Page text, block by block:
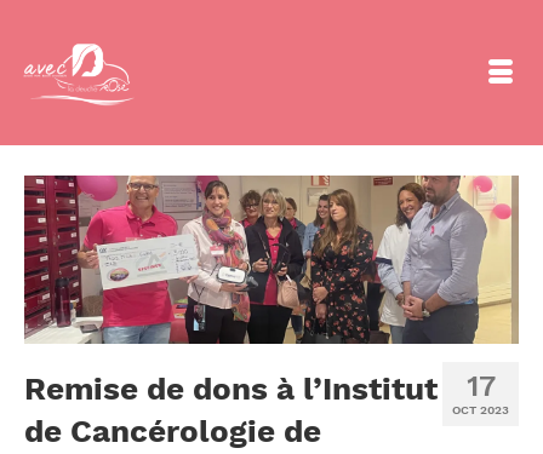
17
OCT 2023
Remise de dons à l’Institut
de Cancérologie de